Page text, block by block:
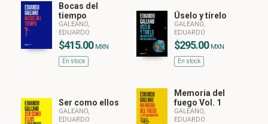
Bocas del
tiempo
GALEANO,
EDUARDO
$415.00 MXN
En stock
Úselo y tírelo
GALEANO,
EDUARDO
$295.00 MXN
En stock
Ser como ellos
GALEANO,
EDUARDO
Memoria del
fuego Vol. 1
GALEANO,
EDUARDO